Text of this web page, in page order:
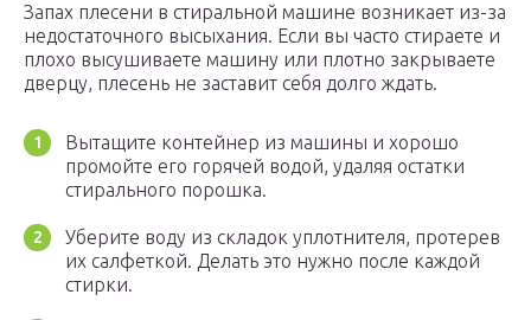
Запах плесени в стиральной машине возникает из-за
недостаточного высыхания. Если вы часто стираете и
плохо высушиваете машину или плотно закрываете
дверцу, плесень не заставит себя долго ждать.
Вытащите контейнер из машины и хорошо
промойте его горячей водой, удаляя остатки
стирального порошка.
Уберите воду из складок уплотнителя, протерев
их салфеткой. Делать это нужно после каждой
стирки.